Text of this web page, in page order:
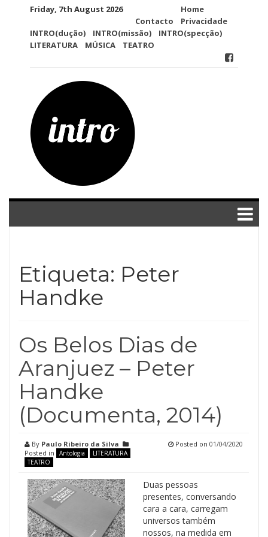
Friday, 7th August 2026
Contacto
Home
Privacidade
INTRO(dução)
INTRO(missão)
INTRO(specção)
LITERATURA
MÚSICA TEATRO
Etiqueta: Peter
Handke
Os Belos Dias de
Aranjuez – Peter
Handke
(Documenta, 2014)
By Paulo Ribeiro da Silva
Posted in
Antologia
LITERATURA
TEATRO
Posted on 01/04/2020
Duas pessoas
presentes, conversando
cara a cara, carregam
universos também
nossos, na medida em